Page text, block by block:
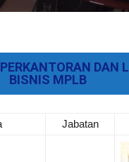
DAN
BISNIS MPLB
Jabatan